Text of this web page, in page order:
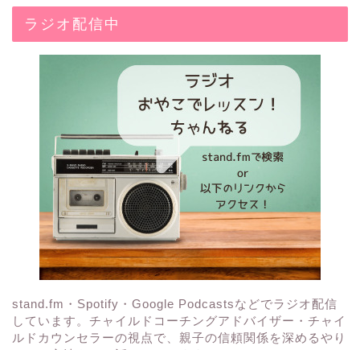
ラジオ配信中
stand.fm・Spotify・Google Podcastsなどでラジオ配信
しています。チャイルドコーチングアドバイザー・チャイ
ルドカウンセラーの視点で、親子の信頼関係を深めるやり